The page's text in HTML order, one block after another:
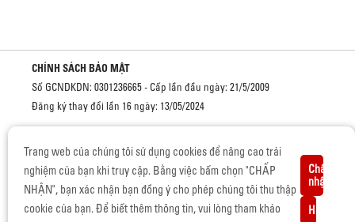
Trang web của chúng tôi sử dụng cookies để nâng cao trải
nghiệm của bạn khi truy cập. Bằng việc bấm chọn "CHẤP
NHẬN", bạn xác nhận bạn đồng ý cho phép chúng tôi thu thập
cookie của bạn. Để biết thêm thông tin, vui lòng tham khảo
Chấp
nhận
Hủy
CHÍNH SÁCH BẢO MẬT
Số GCNDKDN: 0301236665 - Cấp lần đầu ngày: 21/5/2009
Đăng ký thay đổi lần 16 ngày: 13/05/2024
Cơ quan cấp: Sở kế hoạch và đầu tư Thành phố Hồ Chí Minh
BẢN QUYỀN © 2019 CỦA ISUZU VIỆT NAM.